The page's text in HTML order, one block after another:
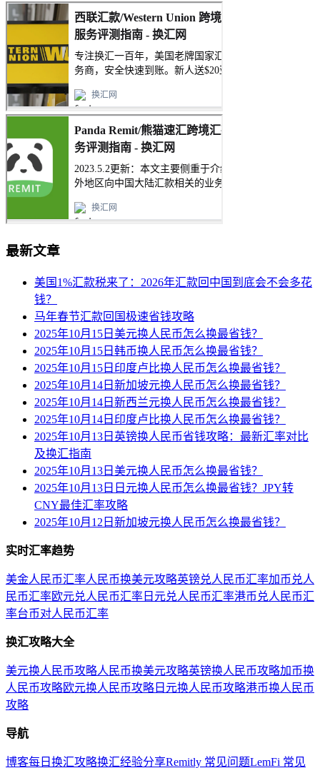
最新文章
美国1%汇款税来了：2026年汇款回中国到底会不会多花
钱？
马年春节汇款回国极速省钱攻略
2025年10月15日美元换人民币怎么换最省钱？
2025年10月15日韩币换人民币怎么换最省钱？
2025年10月15日印度卢比换人民币怎么换最省钱？
2025年10月14日新加坡元换人民币怎么换最省钱？
2025年10月14日新西兰元换人民币怎么换最省钱？
2025年10月14日印度卢比换人民币怎么换最省钱？
2025年10月13日英镑换人民币省钱攻略：最新汇率对比
及换汇指南
2025年10月13日美元换人民币怎么换最省钱？
2025年10月13日日元换人民币怎么换最省钱？JPY转
CNY最佳汇率攻略
2025年10月12日新加坡元换人民币怎么换最省钱？
实时汇率趋势
美金人民币汇率人民币换美元攻略英镑兑人民币汇率加币兑人
民币汇率欧元兑人民币汇率 日元兑人民币汇率港币兑人民币汇
率台币对人民币汇率
换汇攻略大全
美元换人民币攻略人民币换美元攻略英镑换人民币攻略加币换
人民币攻略欧元换人民币攻略 日元换人民币攻略港币换人民币
攻略
导航
博客每日换汇攻略换汇经验分享Remitly 常见问题LemFi 常见